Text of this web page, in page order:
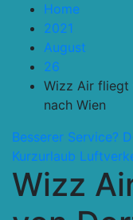
Home
2021
August
26
Wizz Air fliegt
nach Wien
Besserer Service?
Kurzurlaub
Wizz